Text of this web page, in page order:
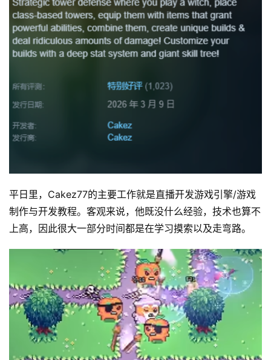
平日里，Cakez77的主要工作就是直播开发游戏引擎/游戏
制作与开发教程。客观来说，他既没什么经验，技术也算不
上高，因此很大一部分时间都是在学习摸索以及走弯路。